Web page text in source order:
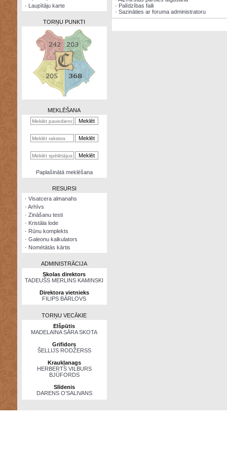
kalkulators
· Laupītāju karte
TORŅU PUNKTI
MEKLĒŠANA
Paplašinātā meklēšana
RESURSI
· Visatcera almanahs
· Arhīvs
· Zināšanu testi
· Kristāla lode
· Rūnu komplekts
· Galeonu kalkulators
· Nomētātās kārtis
ADMINISTRĀCIJA
Skolas direktors
TADEUŠS MERLINS KAMINSKI
Direktora vietnieks
FILIPS BĀRLOVS
TORŅU VECĀKIE
Elšpūtis
MADELAINA SĀRA SKOTA
Grifidors
ŠELLIJS RODŽERSS
Kraukļanags
HERBERTS VILBURS
BJŪFORDS
Slīdenis
DARENS O’SALIVANS
· Palīdzības faili
· Sazināties ar foruma administratoru